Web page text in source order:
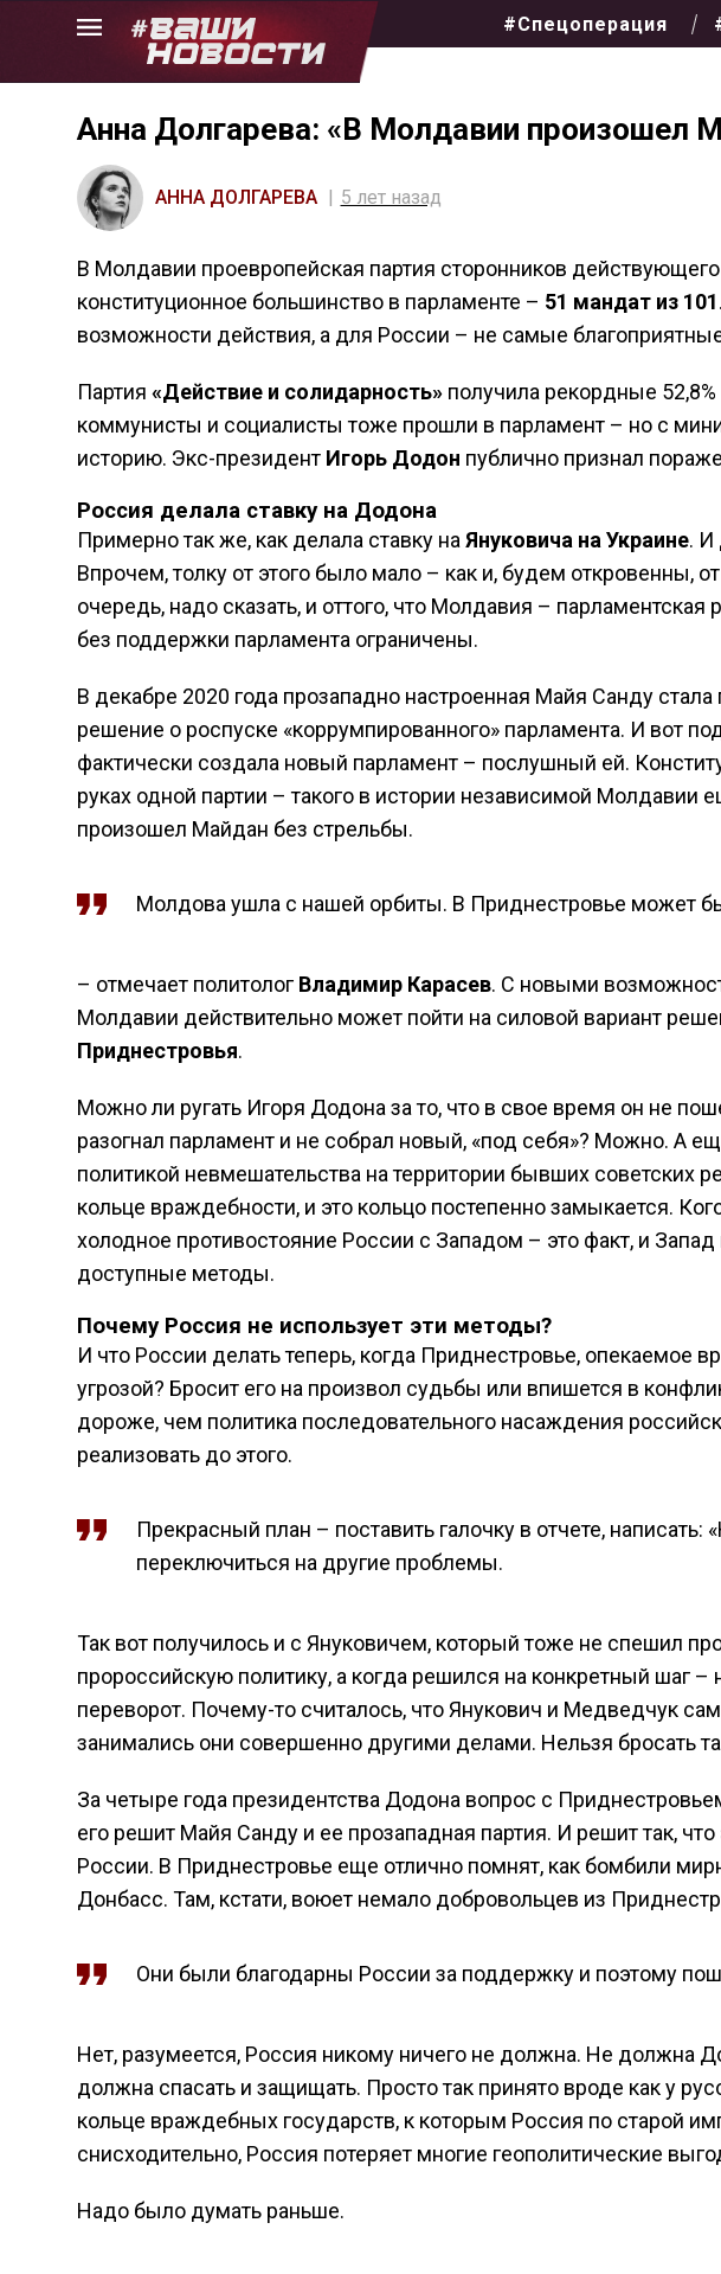
Skip
#Спецоперация
Анна Долгарева: «В Молдавии произошел
АННА ДОЛГАРЕВА 5 лет назад
В Молдавии проевропейская партия сторонников
конституционное большинство в парламенте – 51 мандат из 101
возможности действия, а для России – не самые
Партия «Действие и солидарность»получила рекордные
коммунисты и социалисты тоже прошли в парламент – но с
историю. Экс-президент Игорь Додон публично признал
Россия делала ставку на Додона
Примерно так же, как делала ставку на Януковича на Украине. И
Впрочем, толку от этого было мало – как и, будем откровенны,
очередь, надо сказать, и оттого, что Молдавия –
без поддержки парламента ограничены.
В декабре 2020 года прозападно настроенная Майя Санду
решение о роспуске «коррумпированного» парламента. И вот
фактически создала новый парламент – послушный ей.
руках одной партии – такого в истории независимой Молдавии
произошел Майдан без стрельбы.
Молдова ушла с нашей орбиты. В Приднестровье может
– отмечает политолог Владимир Карасев. С новыми
Молдавии действительно может пойти на силовой вариант
Приднестровья.
Можно ли ругать Игоря Додона за то, что в свое время он не
разогнал парламент и не собрал новый, «под себя»? Можно. А
политикой невмешательства на территории бывших советских
кольце враждебности, и это кольцо постепенно замыкается.
холодное противостояние России с Западом – это факт, и
доступные методы.
Почему Россия не использует эти методы?
И что России делать теперь, когда Приднестровье, опекаемое
угрозой? Бросит его на произвол судьбы или впишется в
дороже, чем политика последовательного насаждения
реализовать до этого.
Прекрасный план – поставить галочку в отчете,
переключиться на другие проблемы.
Так вот получилось и с Януковичем, который тоже не спешил
пророссийскую политику, а когда решился на конкретный шаг
переворот. Почему-то считалось, что Янукович и Медведчук
занимались они совершенно другими делами. Нельзя бросать
За четыре года президентства Додона вопрос с
его решит Майя Санду и ее прозападная партия. И решит так,
России. В Приднестровье еще отлично помнят, как бомбили
Донбасс. Там, кстати, воюет немало добровольцев из
Они были благодарны России за поддержку и поэтому
Нет, разумеется, Россия никому ничего не должна. Не должна
должна спасать и защищать. Просто так принято вроде как у
кольце враждебных государств, к которым Россия по старой
снисходительно, Россия потеряет многие геополитические
Надо было думать раньше.